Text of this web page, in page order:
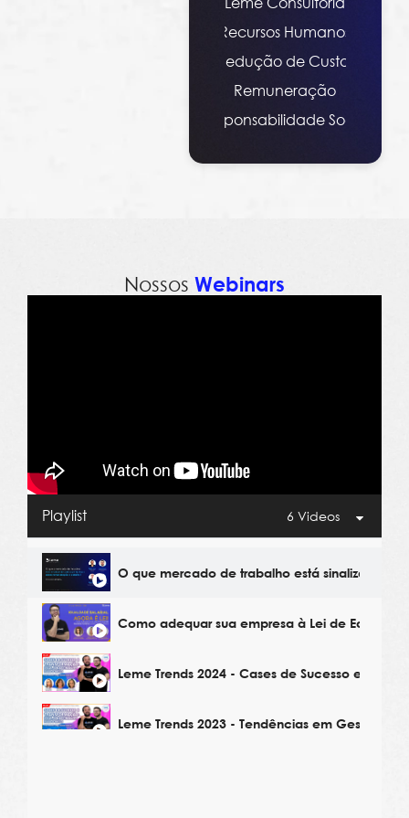
Recursos Humanos
Redução de Custos
Remuneração
Responsabilidade Social
Nossos Webinars
Playlist 6 Videos
O que mercado de trabalho está sinalizando
Como adequar sua empresa à Lei de
Leme Trends 2024 - Cases de Sucesso em
Leme Trends 2023 - Tendências em Gestão de